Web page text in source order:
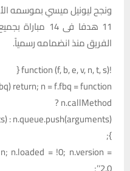
ونجح ليونيل ميسي بموسمه
11 هدفا فى 14
الفريق منذ انضمامه رسمياً.
!function (f, b, e, v, n, t, s) {
return; n = f.fbq = function () {
n.callMethod ?
: n.queue.push(arguments)
};
n.loaded = !0; n.version =